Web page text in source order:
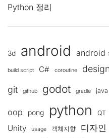
Python 정리
3d android android
build script C# coroutine
git github godot gradle java
oop pong python QT
Unity usage 객체지향 디자인